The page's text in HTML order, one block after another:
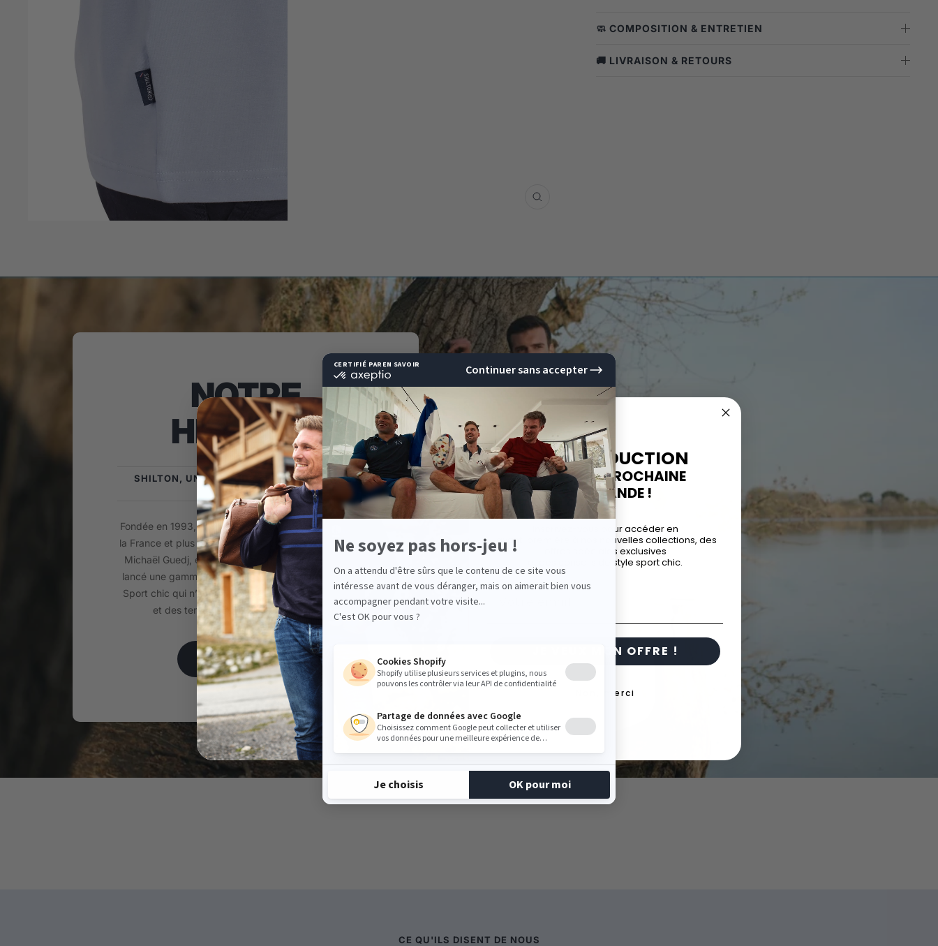
Zoom
🧼 COMPOSITION & ENTRETIEN
🚚 LIVRAISON & RETOURS
NOTRE
HISTOIRE
SHILTON, UNE MARQUE SPORTSWEAR BIEN
FRANÇAISE !
Fondée en 1993, la Marque Shilton est issue du Sud de
la France et plus précisément du Biterrois. Son créateur
Michaël Guedj, enfant du pays passionné de sports a
lancé une gamme de Prêt-à-porter Masculine orientée
Sport chic qui n’a de cesse d’évoluer au gré du temps
et des tendances depuis plus de 25 ans.
EN SAVOIR PLUS
CE QU'ILS DISENT DE NOUS
10%DE RÉDUCTION
SUR VOTRE PROCHAINE
COMMANDE !
Inscrivez-vous pour accéder en
avant-première à nos nouvelles collections, des
offres spéciales exclusives
et des conseils de style sport chic.
JE VEUX MON OFFRE !
Non, merci